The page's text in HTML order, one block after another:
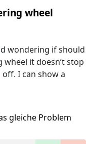
wheel
wondering if should
it doesn’t stop
I can show a
gleiche Problem